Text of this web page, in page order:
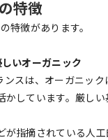
特徴
特徴があります。
いオーガニック
ンスは、オーガニッ
かしています。厳し
が指摘されている人